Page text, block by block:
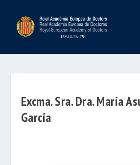
Excma. Sra. Dra. Maria
García